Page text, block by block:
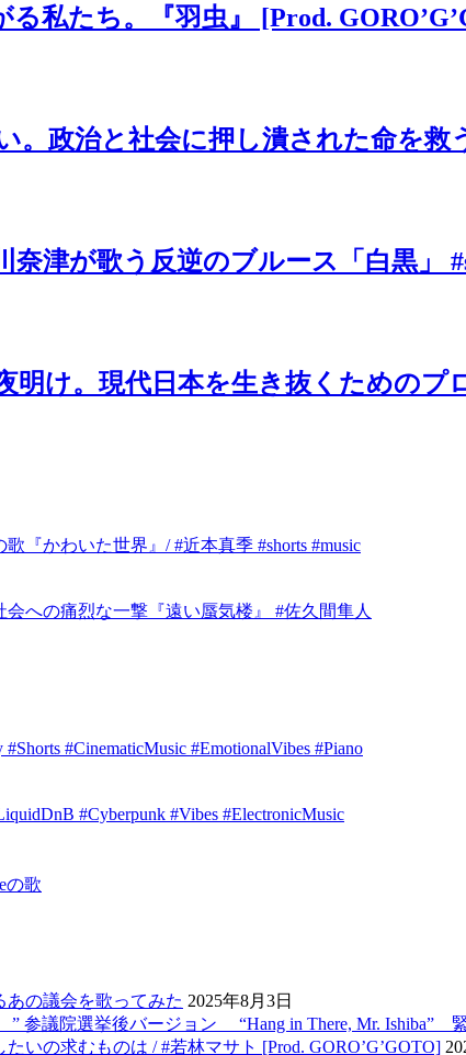
私たち。『羽虫』 [Prod.
政治と社会に押し潰された命を救
津が歌う反逆のブルース「白黒」
明け。現代日本を生き抜くためのプ
『かわいた世界』/ #近本真季 #shorts #music
への痛烈な一撃『遠い蜃気楼』 #佐久間隼人
#CinematicMusic #EmotionalVibes #Piano
#Cyberpunk #Vibes #ElectronicMusic
の歌
あの議会を歌ってみた 2025年8月3日
” 参議院選挙後バージョン “Hang in There, Mr. Ishiba”
いの求むものは / #若林マサト [Prod. GORO’G’GOTO]